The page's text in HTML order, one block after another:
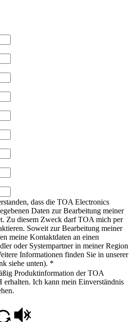
dass die TOA Electronics
Daten zur Bearbeitung meiner
Zu diesem Zweck darf TOA mich per
Soweit zur Bearbeitung meiner
meine Kontaktdaten an einen
oder Systempartner in meiner Region
Informationen finden Sie in unserer
siehe unten). *
Produktinformation der TOA
erhalten. Ich kann mein Einverständnis